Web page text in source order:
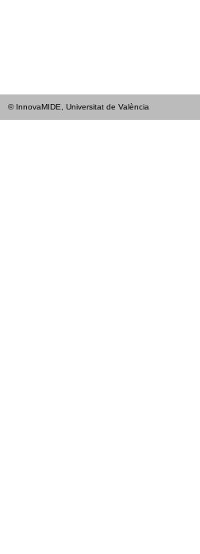
© InnovaMIDE, Universitat de València